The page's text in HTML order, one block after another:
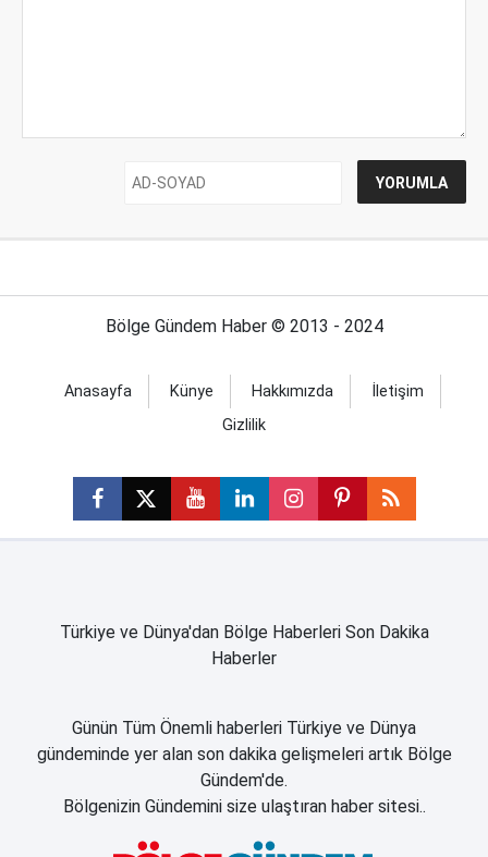
Bölge Gündem Haber © 2013 - 2024
Anasayfa Künye Hakkımızda
İletişim
Gizlilik
Türkiye ve Dünya'dan Bölge Haberleri Son Dakika
Haberler
Günün Tüm Önemli haberleri Türkiye ve Dünya
gündeminde yer alan son dakika gelişmeleri artık Bölge
Gündem'de.
Bölgenizin Gündemini size ulaştıran haber sitesi..